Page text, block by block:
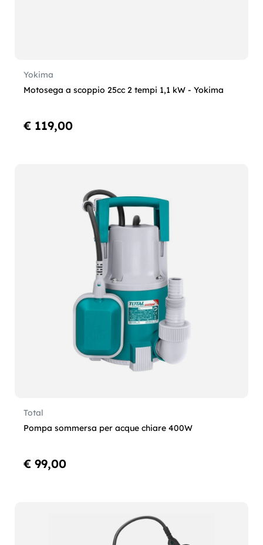
Yokima
Motosega a scoppio 25cc 2 tempi 1,1 kW - Yokima
€ 119,00
Total
Pompa sommersa per acque chiare 400W
€ 99,00